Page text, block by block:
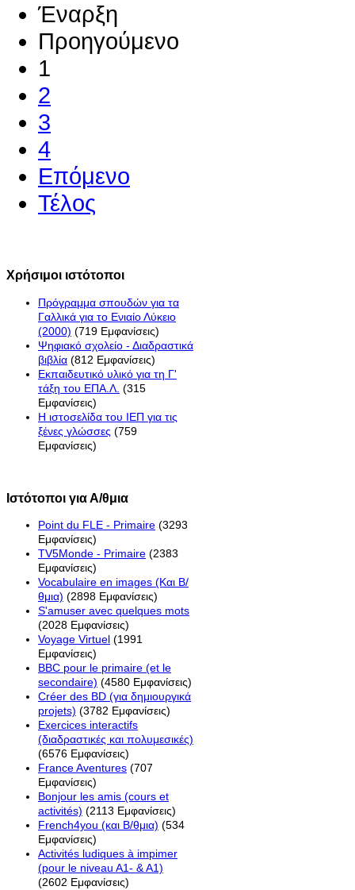
Έναρξη
Προηγούμενο
1
2
3
4
Επόμενο
Τέλος
Χρήσιμοι ιστότοποι
Πρόγραμμα σπουδών για τα
Γαλλικά για το Ενιαίο Λύκειο
(2000) (719 Εμφανίσεις)
Ψηφιακό σχολείο - Διαδραστικά
βιβλία (812 Εμφανίσεις)
Εκπαιδευτικό υλικό για τη Γ'
τάξη του ΕΠΑ.Λ. (315
Εμφανίσεις)
H ιστοσελίδα του ΙΕΠ για τις
ξένες γλώσσες (759
Εμφανίσεις)
Ιστότοποι για Α/θμια
Point du FLE - Primaire (3293
Εμφανίσεις)
TV5Monde - Primaire (2383
Εμφανίσεις)
Vocabulaire en images (Και Β/
θμια) (2898 Εμφανίσεις)
S'amuser avec quelques mots
(2028 Εμφανίσεις)
Voyage Virtuel (1991
Εμφανίσεις)
BBC pour le primaire (et le
secondaire) (4580 Εμφανίσεις)
Créer des BD (για δημιουργικά
projets) (3782 Εμφανίσεις)
Exercices interactifs
(διαδραστικές και πολυμεσικές)
(6576 Εμφανίσεις)
France Aventures (707
Εμφανίσεις)
Bonjour les amis (cours et
activités) (2113 Εμφανίσεις)
French4you (και Β/θμια) (534
Εμφανίσεις)
Activités ludiques à impimer
(pour le niveau A1- & A1)
(2602 Εμφανίσεις)